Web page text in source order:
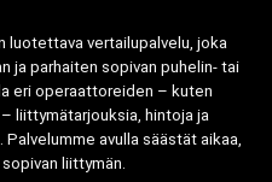
luotettava vertailupalvelu, joka
ja parhaiten sopivan puhelin- tai
eri operaattoreiden – kuten
liittymätarjouksia, hintoja ja
avulla säästät aikaa,
liittymän.